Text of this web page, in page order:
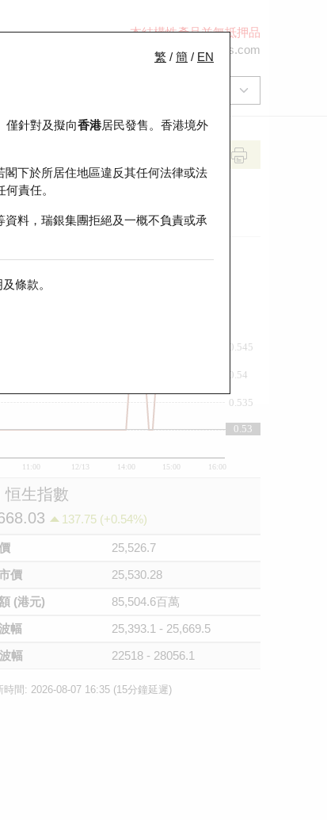
本結構性產品並無抵押品
ol-hkwarrants@ubs.com
繁 / 簡 / EN
僅針對及擬向香港居民發售。香港境外
下於所居住地區違反其任何法律或法
責任。
料，瑞銀集團拒絕及一概不負責或承
條款。
11:00 12/13 14:00 15:00 16:00
0.53
0.535
0.54
0.545
0.53
恒生指數
137.75 (+0.54%)
25,526.7
價
25,530.28
(港元)
85,504.6百萬
幅
25,393.1 - 25,669.5
幅
22518 - 28056.1
時間: 2026-08-07 16:35 (15分鐘延遲)